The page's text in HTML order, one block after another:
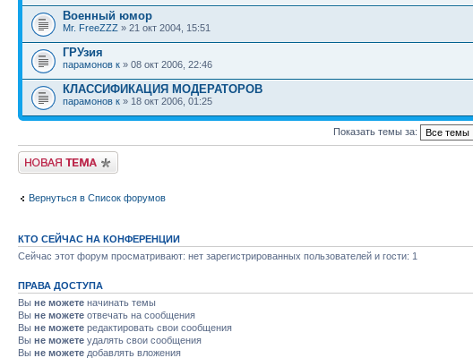
Военный юмор
Mr. FreeZZZ » 21 окт 2004, 15:51
ГРУзия
парамонов к » 08 окт 2006, 22:46
КЛАССИФИКАЦИЯ МОДЕРАТОРОВ
парамонов к » 18 окт 2006, 01:25
Показать темы за:
Новая тема
Вернуться в Список форумов
КТО СЕЙЧАС НА КОНФЕРЕНЦИИ
Сейчас этот форум просматривают: нет зарегистрированных пользователей и гости: 1
ПРАВА ДОСТУПА
Вы не можете начинать темы
Вы не можете отвечать на сообщения
Вы не можете редактировать свои сообщения
Вы не можете удалять свои сообщения
Вы не можете добавлять вложения